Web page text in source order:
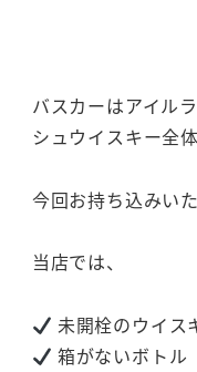
バスカーはアイル
シュウイスキー全
今回お持ち込みい
当店では、
未開栓のウイス
箱がないボトル